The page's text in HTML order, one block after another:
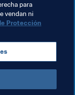
32
2017. Los dos
edición
que se
para
vendan ni
Protección